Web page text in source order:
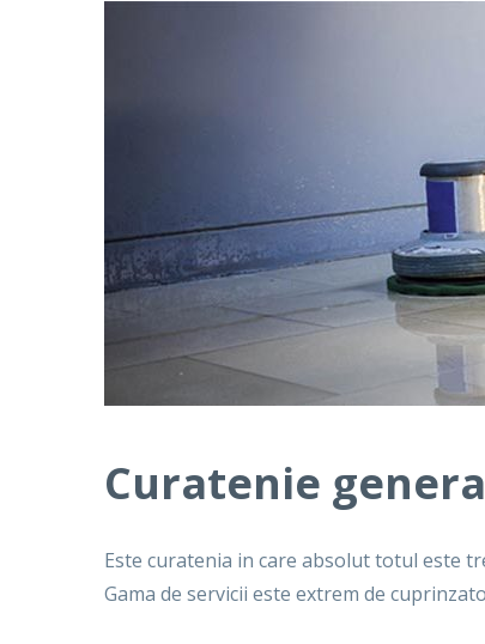
Curatenie
Este curatenia in care absolut totul este
Gama de servicii este extrem de